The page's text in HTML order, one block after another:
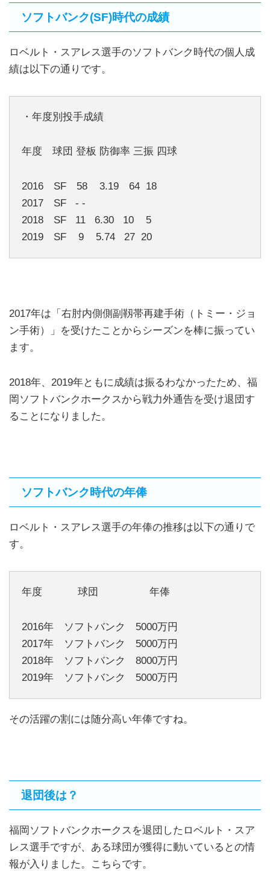
ソフトバンク(SF)時代の成績
ロベルト・スアレス選手のソフトバンク時代の個人成
績は以下の通りです。
・年度別投手成績
年度 球団 登板 防御率 三振 四球
2016 SF 58 3.19 64 18
2017 SF - -
2018 SF 11 6.30 10 5
2019 SF 9 5.74 27 20
2017年は「右肘内側側副靱帯再建手術（トミー・ジョ
ン手術）」を受けたことからシーズンを棒に振ってい
ます。
2018年、2019年ともに成績は振るわなかったため、福
岡ソフトバンクホークスから戦力外通告を受け退団す
ることになりました。
ソフトバンク時代の年俸
ロベルト・スアレス選手の年俸の推移は以下の通りで
す。
年度 球団 年俸
2016年 ソフトバンク 5000万円
2017年 ソフトバンク 5000万円
2018年 ソフトバンク 8000万円
2019年 ソフトバンク 5000万円
その活躍の割には随分高い年俸ですね。
退団後は？
福岡ソフトバンクホークスを退団したロベルト・スア
レス選手ですが、ある球団が獲得に動いているとの情
報が入りました。こちらです。